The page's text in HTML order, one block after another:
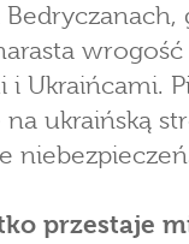
i Ukraińcami.
na ukraińską
przestaje